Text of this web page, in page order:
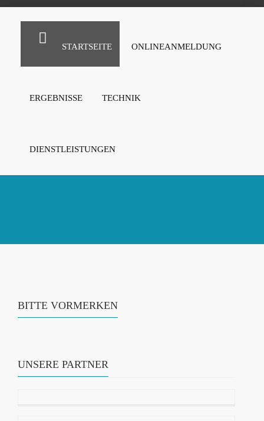
STARTSEITE ONLINEANMELDUNG
ERGEBNISSE TECHNIK
DIENSTLEISTUNGEN
BITTE VORMERKEN
UNSERE PARTNER